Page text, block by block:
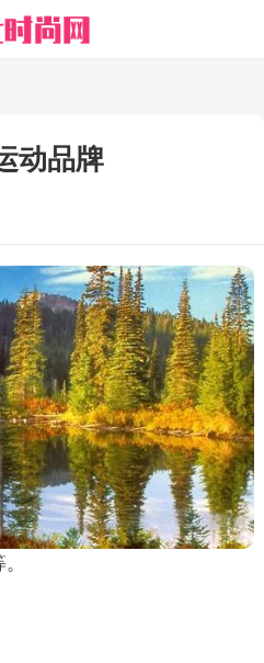
动品牌